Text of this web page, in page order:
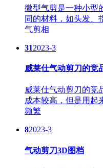
微型气剪是一种小型
同的材料，如头发、
气剪相
312023-3
威莱仕气动剪刀的竞
威莱仕气动剪刀的竞
成本较高，但是用起
频繁
82023-3
气动剪刀3D图档